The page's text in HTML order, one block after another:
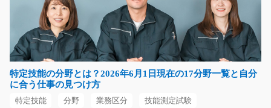
冷暖房完備のキレイな工場でのお仕事です◎半導体部品
の簡単な組立や検査の…
長期（3ヶ月以上）
時給1100円～1375円
福岡県田川市
気になる
特定技能の分野とは？2026年6月1日現在の17分野一覧と自分
に合う仕事の見つけ方
特定技能 分野 業務区分 技能測定試験